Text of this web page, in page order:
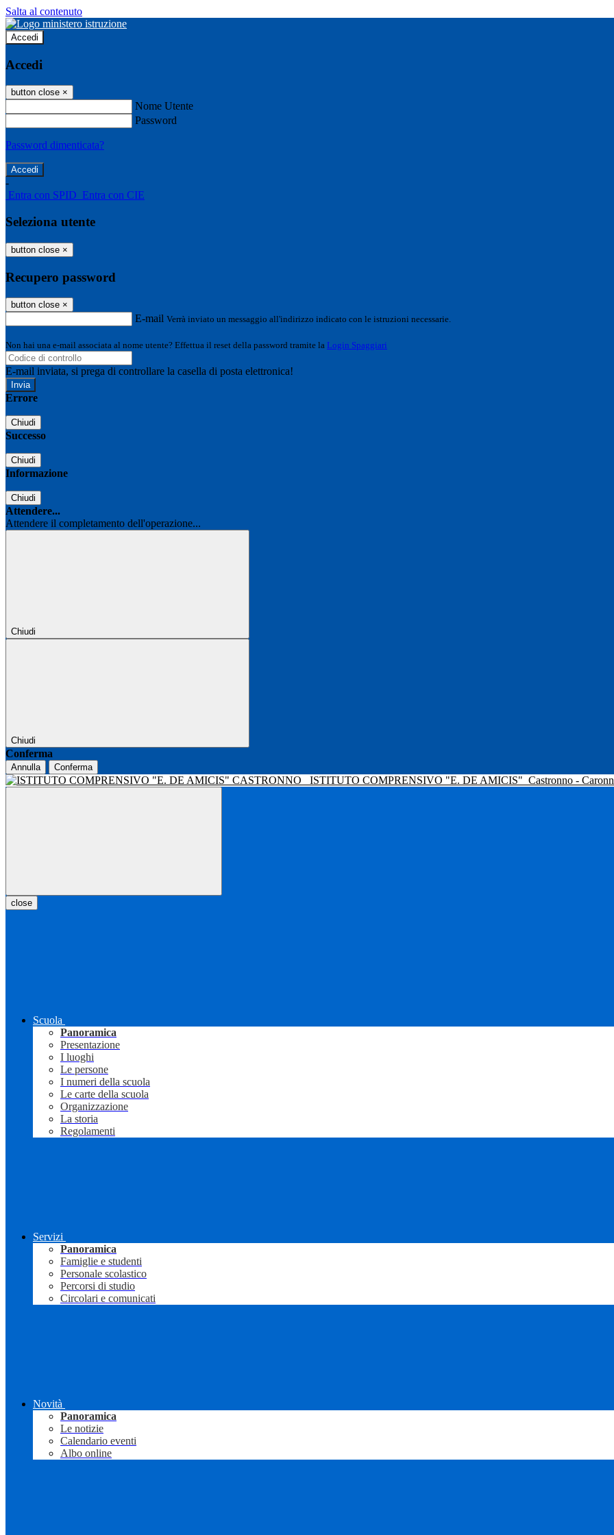
Salta al contenuto
Accedi
Accedi
button close ×
Nome Utente
Password
Password dimenticata?
-
Entra con SPID Entra con CIE
Seleziona utente
button close ×
Recupero password
button close ×
E-mail Verrà inviato un messaggio all'indirizzo indicato con le istruzioni necessarie.
Non hai una e-mail associata al nome utente? Effettua il reset della password tramite la Login Spaggiari
E-mail inviata, si prega di controllare la casella di posta elettronica!
Errore
Chiudi
Successo
Chiudi
Informazione
Chiudi
Attendere...
Attendere il completamento dell'operazione...
Chiudi
Chiudi
Conferma
Annulla Conferma
ISTITUTO COMPRENSIVO "E. DE AMICIS" Castronno -
close
Scuola
Panoramica
Presentazione
I luoghi
Le persone
I numeri della scuola
Le carte della scuola
Organizzazione
La storia
Regolamenti
Servizi
Panoramica
Famiglie e studenti
Personale scolastico
Percorsi di studio
Circolari e comunicati
Novità
Panoramica
Le notizie
Calendario eventi
Albo online